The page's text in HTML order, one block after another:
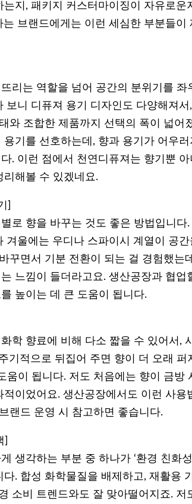
지, 패키지 커스터마이징이 자유로운
브랜드에게는 이런 세심한 부분들이
리는 역할을 넘어 공간의 분위기를 좌
보니 디퓨져 용기 디자인도 다양해져서
와 조합한 제품까지 선택의 폭이 넓어
기를 선호하는데, 향과 용기가 어우러
. 이런 점에서 천연디퓨져는 향기뿐
리해볼 수 있겠네요.
]
로 향을 바꾸는 것도 좋은 방법입니다
겨울에는 우디나 스파이시 계열이 공
꾸면서 기분 전환이 되는 걸 경험했는
느낌이 들더라고요. 생산공장과 협업
높이는 데 큰 도움이 됩니다.
학 향료에 비해 다소 짧을 수 있어서,
기적으로 뒤집어 주면 향이 더 오래 퍼
움이 됩니다. 저도 처음에는 향이 금방
이었어요. 생산공장에서도 이런 사용
랜드 운영 시 참고하면 좋습니다.
생각하는 부분 중 하나가 ‘환경 친화
. 합성 화학물질을 배제하고, 재활용
소비 트렌드와도 잘 맞아떨어지죠. 저